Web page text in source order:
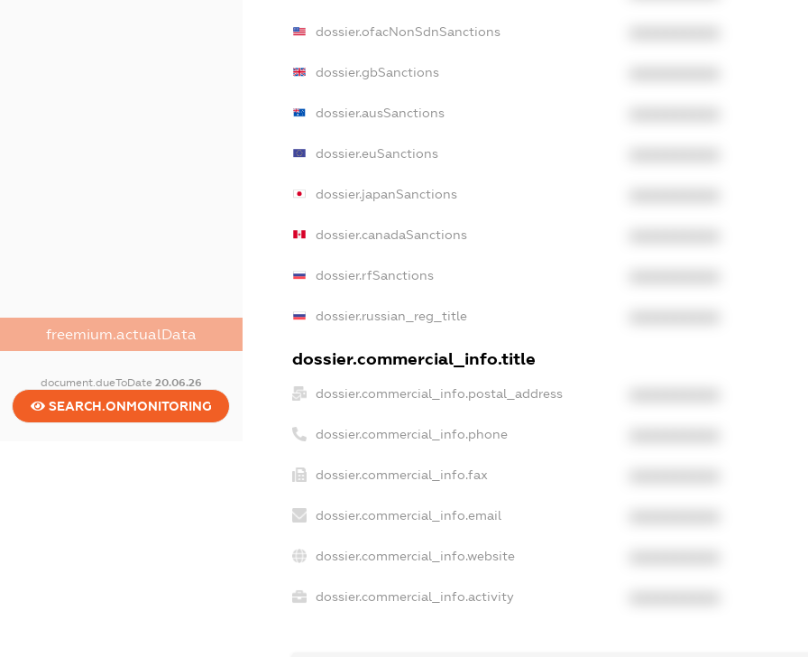
freemium.actualData
document.dueToDate 20.06.26
SEARCH.ONMONITORING
dossier.ofacNonSdnSanctions
dossier.gbSanctions
dossier.ausSanctions
dossier.euSanctions
dossier.japanSanctions
dossier.canadaSanctions
dossier.rfSanctions
dossier.russian_reg_title
dossier.commercial_info.title
dossier.commercial_info.postal_address
dossier.commercial_info.phone
dossier.commercial_info.fax
dossier.commercial_info.email
dossier.commercial_info.website
dossier.commercial_info.activity